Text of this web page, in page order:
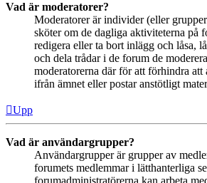
Vad är moderatorer?
Moderatorer är individer (eller
sköter om de dagliga aktiviteterna på
redigera eller ta bort inlägg och låsa,
och dela trådar i de forum de
moderatorerna där för att förhindra att
ifrån ämnet eller postar anstötligt
Upp
Vad är användargrupper?
Användargrupper är grupper av
forumets medlemmar i lätthanterliga